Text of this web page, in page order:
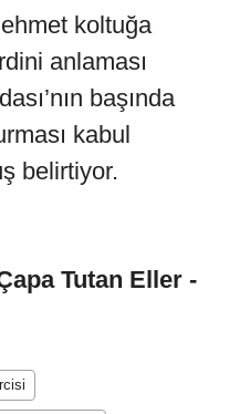
koltuğa
anlaması
başında
kabul
belirtiyor.
Tutan Eller -